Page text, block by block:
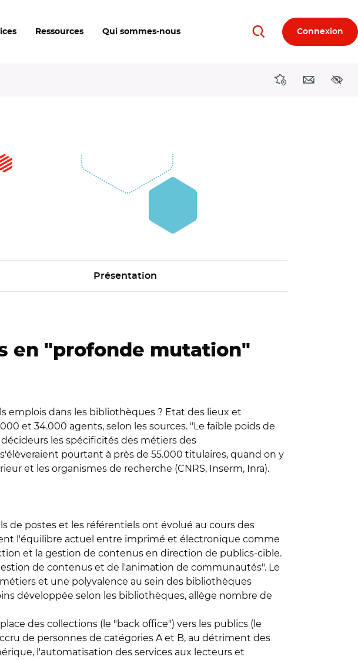
Ressources Qui sommes-nous RechercherConnexion
DirectionsContact
Présentation
en "profonde mutation"
emplois dans les bibliothèques ? Etat des lieux et
et 34.000 agents, selon les sources. "Le faible poids de
les spécificités des métiers des
pourtant à près de 55.000 titulaires, quand on y
et les organismes de recherche (CNRS, Inserm, Inra).
de postes et les référentiels ont évolué au cours des
l'équilibre actuel entre imprimé et électronique comme
et la gestion de contenus en direction de publics-cible.
de contenus et de l'animation de communautés". Le
et une polyvalence au sein des bibliothèques
développée selon les bibliothèques, allège nombre de
des collections (le "back office") vers les publics (le
de personnes de catégories A et B, au détriment des
l'automatisation des services aux lecteurs et